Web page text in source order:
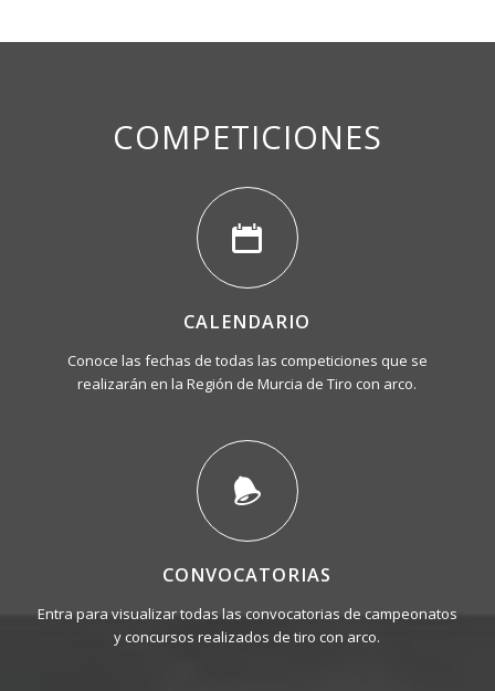
COMPETICIONES
CALENDARIO
Conoce las fechas de todas las competiciones que se
realizarán en la Región de Murcia de Tiro con arco.
CONVOCATORIAS
Entra para visualizar todas las convocatorias de campeonatos
y concursos realizados de tiro con arco.